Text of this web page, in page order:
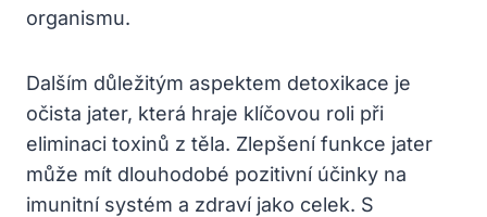
organismu.
Dalším důležitým aspektem detoxikace je
očista jater, která hraje klíčovou roli při
eliminaci toxinů z těla. Zlepšení funkce jater
může mít dlouhodobé pozitivní účinky na
imunitní systém a zdraví jako celek. S